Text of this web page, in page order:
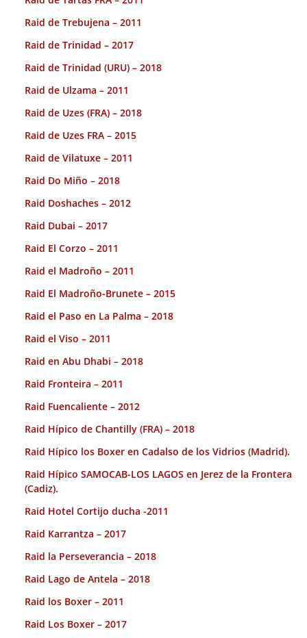
Raid de Trebujena – 2011
Raid de Trinidad – 2017
Raid de Trinidad (URU) – 2018
Raid de Ulzama – 2011
Raid de Uzes (FRA) – 2018
Raid de Uzes FRA – 2015
Raid de Vilatuxe – 2011
Raid Do Miño – 2018
Raid Doshaches – 2012
Raid Dubai – 2017
Raid El Corzo – 2011
Raid el Madroño – 2011
Raid El Madroño-Brunete – 2015
Raid el Paso en La Palma – 2018
Raid el Viso – 2011
Raid en Abu Dhabi – 2018
Raid Fronteira – 2011
Raid Fuencaliente – 2012
Raid Hípico de Chantilly (FRA) – 2018
Raid Hípico los Boxer en Cadalso de los Vidrios (Madrid).
Raid Hípico SAMOCAB-LOS LAGOS en Jerez de la Frontera
(Cadiz).
Raid Hotel Cortijo ducha -2011
Raid Karrantza – 2017
Raid la Perseverancia – 2018
Raid Lago de Antela – 2018
Raid los Boxer – 2011
Raid Los Boxer – 2017